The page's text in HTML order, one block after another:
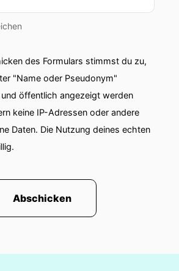
des Formulars stimmst du zu,
"Name oder Pseudonym"
öffentlich angezeigt werden
keine IP-Adressen oder andere
Daten. Die Nutzung deines echten
Abschicken